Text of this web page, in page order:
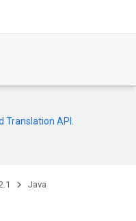
Translation API
Java